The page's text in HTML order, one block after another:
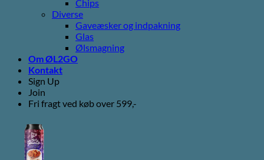
Chips
Diverse
Gaveæsker og indpakning
Glas
Ølsmagning
Om ØL2GO
Kontakt
Sign Up
Join
Fri fragt ved køb over 599,-